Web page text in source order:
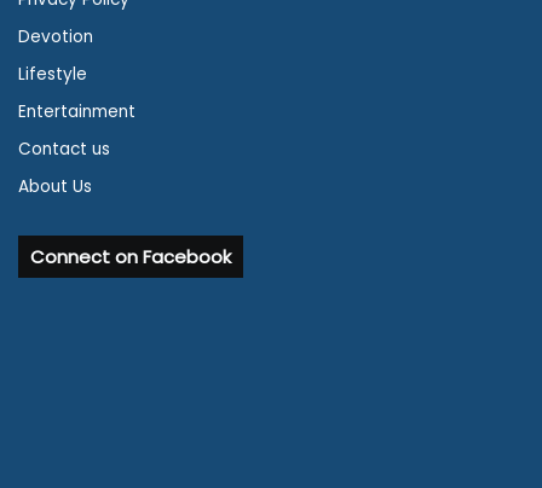
Devotion
Lifestyle
Entertainment
Contact us
About Us
Connect on Facebook